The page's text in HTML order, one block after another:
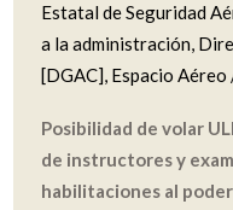
Estatal de Seguridad
a la administración,
[DGAC], Espacio Aéreo
Posibilidad de volar
de instructores y
habilitaciones al